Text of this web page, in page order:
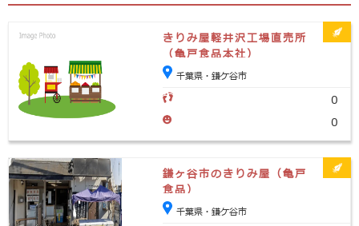
きりみ屋軽井沢工場直売所
（亀戸食品本社）
千葉県・鎌ケ谷市
0
0
鎌ヶ谷市のきりみ屋（亀戸
食品）
千葉県・鎌ケ谷市